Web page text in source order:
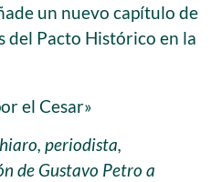
un nuevo capítulo de
del Pacto Histórico en la
el Cesar»
periodista,
de Gustavo Petro a